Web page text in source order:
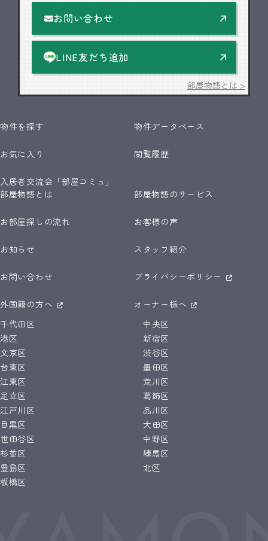
お問い合わせ
LINE友だち追加
部屋物語とは >
物件を探す 物件データベース
お気に入り 閲覧履歴
入居者交流会「部屋コミュ」
部屋物語とは
部屋物語のサービス
お部屋探しの流れ お客様の声
お知らせ スタッフ紹介
お問い合わせ プライバシーポリシー
外国籍の方へ
オーナー様へ
千代田区
中央区
港区
新宿区
文京区
渋谷区
台東区
墨田区
江東区
荒川区
足立区
葛飾区
江戸川区
品川区
目黒区
大田区
世田谷区
中野区
杉並区
練馬区
豊島区
北区
板橋区